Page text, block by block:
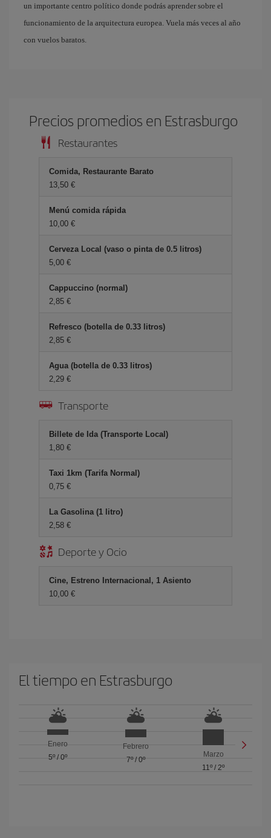
un importante centro político donde podrás aprender sobre el
funcionamiento de la arquitectura europea. Vuela más veces al año
con vuelos baratos.
Precios promedios en Estrasburgo
Restaurantes
Comida, Restaurante Barato
13,50 €
Menú comida rápida
10,00 €
Cerveza Local (vaso o pinta de 0.5 litros)
5,00 €
Cappuccino (normal)
2,85 €
Refresco (botella de 0.33 litros)
2,85 €
Agua (botella de 0.33 litros)
2,29 €
Transporte
Billete de Ida (Transporte Local)
1,80 €
Taxi 1km (Tarifa Normal)
0,75 €
La Gasolina (1 litro)
2,58 €
Deporte y Ocio
Cine, Estreno Internacional, 1 Asiento
10,00 €
El tiempo en Estrasburgo
Enero
5º/ 0º
Febrero
7º/ 0º
Marzo
11º /2º